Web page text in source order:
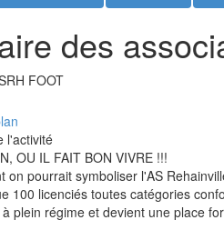
des
FOOT
l'activité
OU IL FAIT BON VIVRE !!!
on pourrait symboliser l'AS
100 licenciés toutes catégories
plein régime et devient une place